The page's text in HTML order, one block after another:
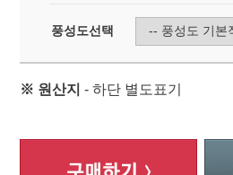
풍성도선택
※ 원산지 - 하단 별도표기